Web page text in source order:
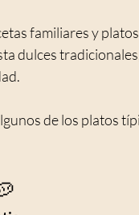
familiares y
dulces
de los platos